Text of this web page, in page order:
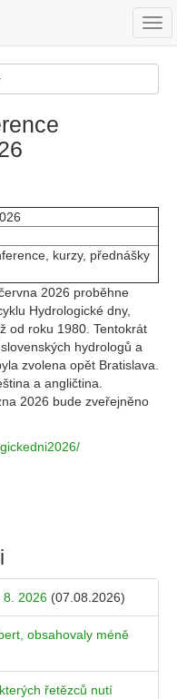
kurzy, přednášky
2026 proběhne
Hydrologické dny,
od roku 1980. Tentokrát
hydrologů a
zvolena opět Bratislava.
a angličtina.
2026 bude zveřejněno
2026 (07.08.2026)
obsahovaly méně
řetězců nutí